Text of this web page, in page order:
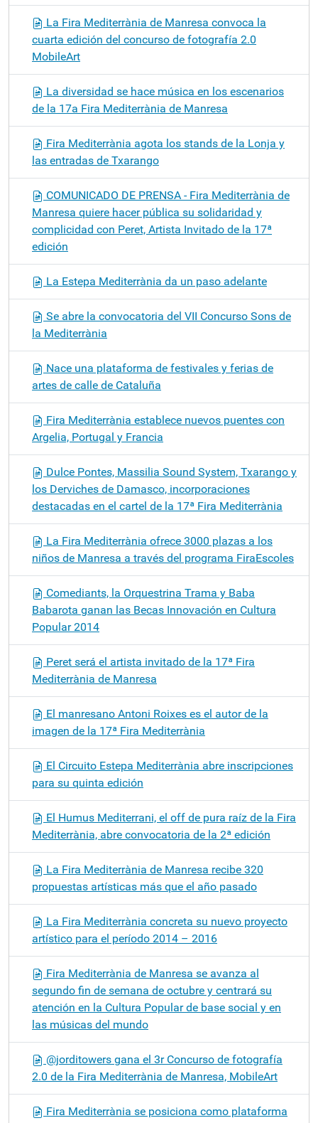
La Fira Mediterrània de Manresa convoca la
cuarta edición del concurso de fotografía 2.0
MobileArt
La diversidad se hace música en los escenarios
de la 17a Fira Mediterrània de Manresa
Fira Mediterrània agota los stands de la Lonja y
las entradas de Txarango
COMUNICADO DE PRENSA - Fira Mediterrània de
Manresa quiere hacer pública su solidaridad y
complicidad con Peret, Artista Invitado de la 17ª
edición
La Estepa Mediterrània da un paso adelante
Se abre la convocatoria del VII Concurso Sons de
la Mediterrània
Nace una plataforma de festivales y ferias de
artes de calle de Cataluña
Fira Mediterrània establece nuevos puentes con
Argelia, Portugal y Francia
Dulce Pontes, Massilia Sound System, Txarango y
los Derviches de Damasco, incorporaciones
destacadas en el cartel de la 17ª Fira Mediterrània
La Fira Mediterrània ofrece 3000 plazas a los
niños de Manresa a través del programa FiraEscoles
Comediants, la Orquestrina Trama y Baba
Babarota ganan las Becas Innovación en Cultura
Popular 2014
Peret será el artista invitado de la 17ª Fira
Mediterrània de Manresa
El manresano Antoni Roixes es el autor de la
imagen de la 17ª Fira Mediterrània
El Circuito Estepa Mediterrània abre inscripciones
para su quinta edición
El Humus Mediterrani, el off de pura raíz de la Fira
Mediterrània, abre convocatoria de la 2ª edición
La Fira Mediterrània de Manresa recibe 320
propuestas artísticas más que el año pasado
La Fira Mediterrània concreta su nuevo proyecto
artístico para el período 2014 – 2016
Fira Mediterrània de Manresa se avanza al
segundo fin de semana de octubre y centrará su
atención en la Cultura Popular de base social y en
las músicas del mundo
@jorditowers gana el 3r Concurso de fotografía
2.0 de la Fira Mediterrània de Manresa, MobileArt
Fira Mediterrània se posiciona como plataforma